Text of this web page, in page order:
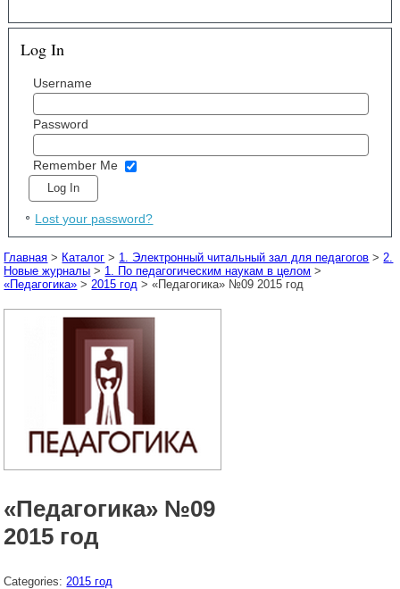
Log In
Username
Password
Remember Me
Lost your password?
Главная > Каталог > 1. Электронный читальный зал для педагогов > 2.
Новые журналы > 1. По педагогическим наукам в целом >
«Педагогика» > 2015 год > «Педагогика» №09 2015 год
«Педагогика» №09
2015 год
Categories: 2015 год